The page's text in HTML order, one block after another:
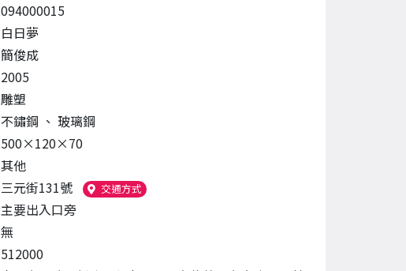
094000015
白日夢
簡俊成
2005
雕塑
不鏽鋼 、 玻璃鋼
500×120×70
其他
三元街131號 交通方式（另開新視窗）
主要出入口旁
無
512000